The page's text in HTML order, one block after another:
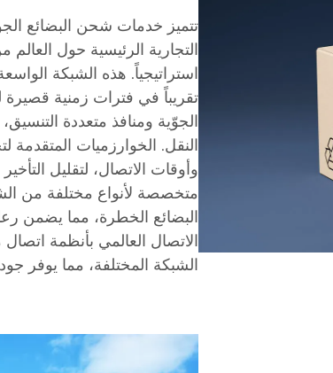
تتميز خدمات شحن البضائع
التجارية الرئيسية حول
استراتيجياً. هذه الشبكة
تقريباً في فترات زمنية قصيرة
الجوّية ومنافذ متعددة
النقل. الخوارزميات
وأوقات الاتصال، لتقليل
متخصصة لأنواع مختلفة من
البضائع الخطرة، مما يضمن
الاتصال العالمي بأنظمة
الشبكة المختلفة، مما يوفر